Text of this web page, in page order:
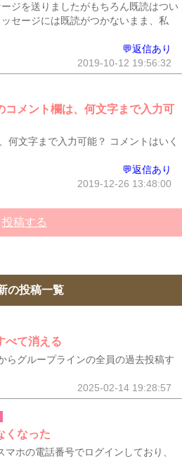
ジを送りましたがもちろん既読はつい
セージには既読がつかないまま、私
💬返信あり
2019-10-12 19:56:32
コメント欄は、何文字まで入力可
何文字まで入力可能？ コメントはいく
💬返信あり
2019-12-26 13:48:00
投稿する
の投稿一覧
べて消える
らグループラインの全員の過去投稿す
2025-02-14 19:28:57
くなった
マホの電話番号でログインしており、